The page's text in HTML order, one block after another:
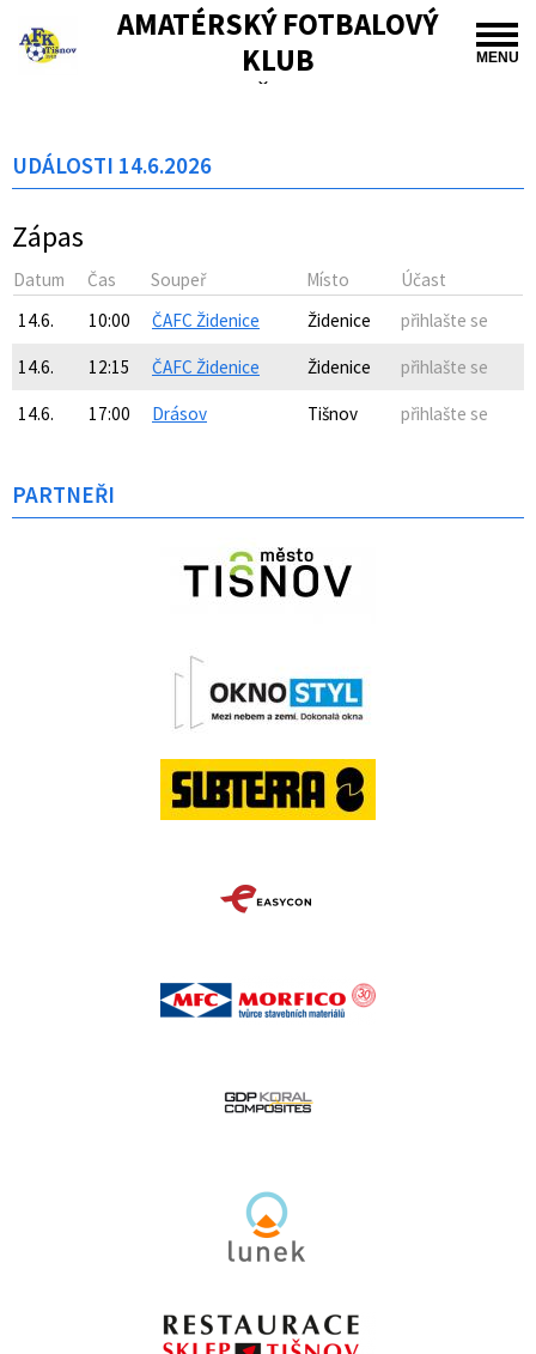
MENU
AMATÉRSKÝ FOTBALOVÝ
KLUB
TIŠNOV
UDÁLOSTI 14.6.2026
Zápas
Datum Čas Soupeř Místo
Účast
14.6.
10:00 ČAFC Židenice Židenice přihlašte se
14.6. 12:15 ČAFC Židenice Židenice přihlašte se
14.6. 17:00 Drásov Tišnov přihlašte se
PARTNEŘI